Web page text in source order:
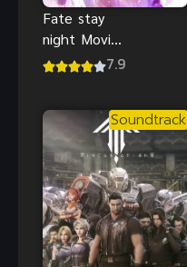
Fate stay
night Movie
Heaven’s
Flower ซับ
ไทย
7.9
Soundtrack